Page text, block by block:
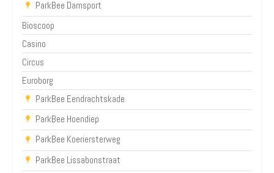
ParkBee Damsport
Bioscoop
Casino
Circus
Euroborg
ParkBee Eendrachtskade
ParkBee Hoendiep
ParkBee Koeriersterweg
ParkBee Lissabonstraat